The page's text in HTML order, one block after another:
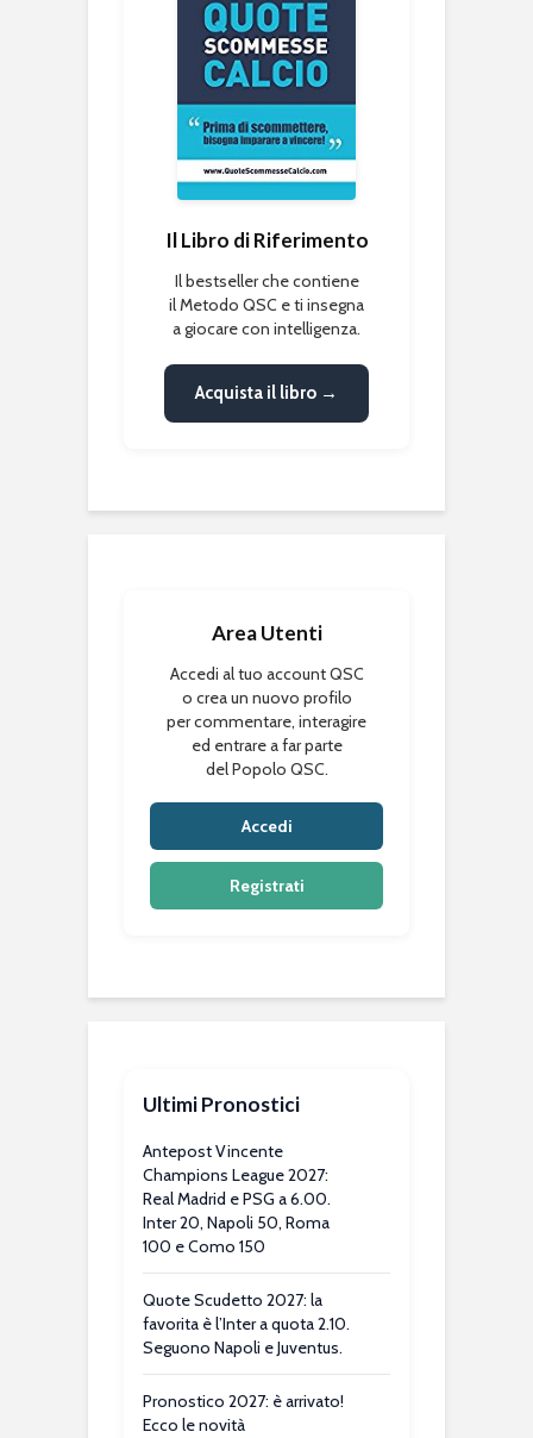
Il Libro di Riferimento
Il bestseller che contiene
il Metodo QSC e ti insegna
a giocare con intelligenza.
Acquista il libro →
Area Utenti
Accedi al tuo account QSC
o crea un nuovo profilo
per commentare, interagire
ed entrare a far parte
del Popolo QSC.
Accedi
Registrati
Ultimi Pronostici
Antepost Vincente
Champions League 2027:
Real Madrid e PSG a 6.00.
Inter 20, Napoli 50, Roma
100 e Como 150
Quote Scudetto 2027: la
favorita è l’Inter a quota 2.10.
Seguono Napoli e Juventus.
Pronostico 2027: è arrivato!
Ecco le novità